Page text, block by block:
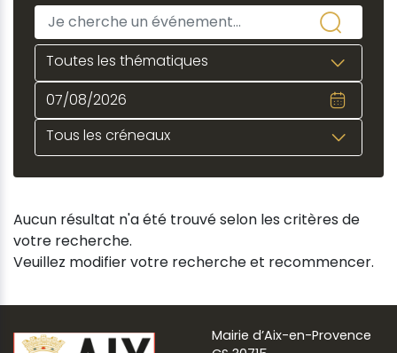
Toutes les thématiques
Tous les créneaux
Aucun résultat n'a été trouvé selon les critères de
votre recherche.
Veuillez modifier votre recherche et recommencer.
Mairie d’Aix-en-Provence